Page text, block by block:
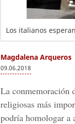
Los italianos
Magdalena Arqueros
09.06.2018
La conmemoración
religiosas más
podría homologar a